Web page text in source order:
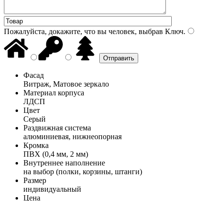
Пожалуйста, докажите, что вы человек, выбрав Ключ.
Фасад
Витраж, Матовое зеркало
Материал корпуса
ЛДСП
Цвет
Серый
Раздвижная система
алюминиевая, нижнеопорная
Кромка
ПВХ (0,4 мм, 2 мм)
Внутреннее наполнение
на выбор (полки, корзины, штанги)
Размер
индивидуальный
Цена